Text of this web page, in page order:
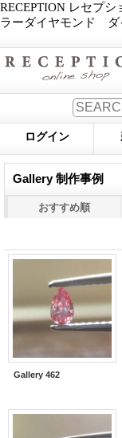
RECEPTION レセプ
ラーダイヤモンド ダ
ログイン
Gallery 制作事例
おすすめ順
Gallery 462